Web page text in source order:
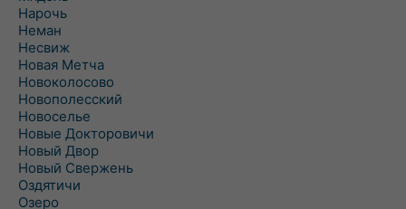
Нарочь
Неман
Несвиж
Новая Метча
Новоколосово
Новополесский
Новоселье
Новые Докторовичи
Новый Двор
Новый Свержень
Оздятичи
Озеро